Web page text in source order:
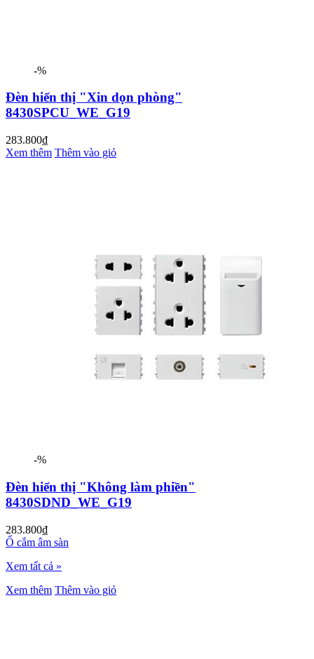
-%
Đèn hiển thị "Xin dọn phòng"
8430SPCU_WE_G19
283.800₫
Xem thêm Thêm vào giỏ
-%
Đèn hiển thị "Không làm phiền"
8430SDND_WE_G19
283.800₫
Ổ cắm âm sàn
Xem tất cả »
Xem thêm Thêm vào giỏ